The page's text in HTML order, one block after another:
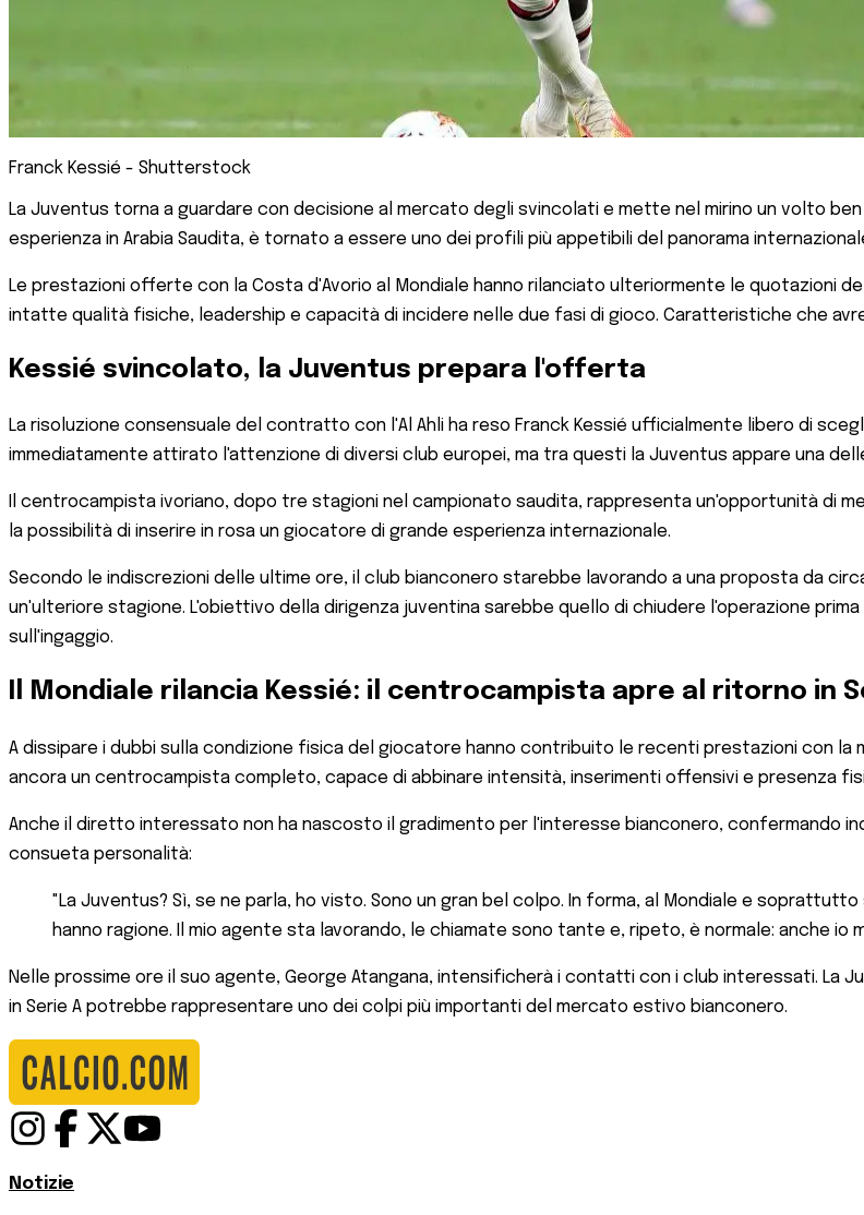
Franck Kessié - Shutterstock
La Juventus torna a guardare con decisione al mercato degli svincolati e mette nel mirino un volto
esperienza in Arabia Saudita, è tornato a essere uno dei profili più appetibili del panorama
Le prestazioni offerte con la Costa d'Avorio al Mondiale hanno rilanciato ulteriormente le quotazioni
intatte qualità fisiche, leadership e capacità di incidere nelle due fasi di gioco. Caratteristiche che
Kessié svincolato, la Juventus prepara l'offerta
La risoluzione consensuale del contratto con l'Al Ahli ha reso Franck Kessié ufficialmente libero di
immediatamente attirato l'attenzione di diversi club europei, ma tra questi la Juventus appare una
Il centrocampista ivoriano, dopo tre stagioni nel campionato saudita, rappresenta un'opportunità di
la possibilità di inserire in rosa un giocatore di grande esperienza internazionale.
Secondo le indiscrezioni delle ultime ore, il club bianconero starebbe lavorando a una proposta da
un'ulteriore stagione. L'obiettivo della dirigenza juventina sarebbe quello di chiudere l'operazione
sull'ingaggio.
Il Mondiale rilancia Kessié: il centrocampista apre al ritorno in
A dissipare i dubbi sulla condizione fisica del giocatore hanno contribuito le recenti prestazioni con la
ancora un centrocampista completo, capace di abbinare intensità, inserimenti offensivi e presenza
Anche il diretto interessato non ha nascosto il gradimento per l'interesse bianconero,
consueta personalità:
"La Juventus? Sì, se ne parla, ho visto. Sono un gran bel colpo. In forma, al Mondiale e
hanno ragione. Il mio agente sta lavorando, le chiamate sono tante e, ripeto, è normale: anche
Nelle prossime ore il suo agente, George Atangana, intensificherà i contatti con i club interessati. La
in Serie A potrebbe rappresentare uno dei colpi più importanti del mercato estivo bianconero.
Notizie